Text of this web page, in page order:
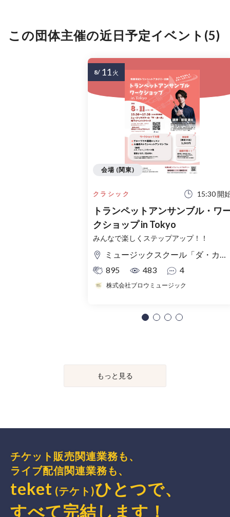
この団体主催の近日予定イベント(5)
クラシック 15:30 開
トランペットアンサンブル・ワ
クショップ in Tokyo
みんなで楽しくステップアップ！！
ミュージックスクール「ダ・カーポ」地下イベントスペース
895
483 4
株式会社ブロウミュージック
会場 (関東)
8/ 11 火
もっと見る
チケット販売関連業務も、
ライブ配信関連業務も、
teket (テケト)ひとつで、
すべて完結 します ！